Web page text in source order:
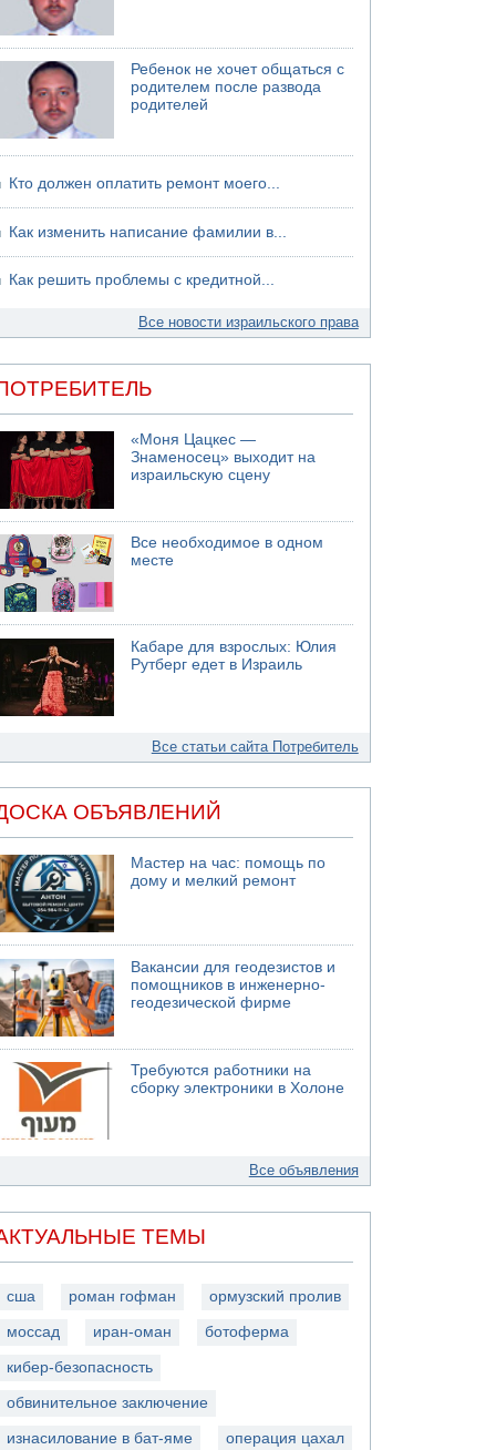
06.08.2026 13:07
06.08.2026 12:06
США не будут давить на Израиль в вопросе
Ливана
06.08.2026 11:41
подростков ограбили сексшоп в Холоне
Ребенок не хочет общаться с
родителем после развода
родителей
Кто должен оплатить ремонт моего...
Как изменить написание фамилии в...
Как решить проблемы с кредитной...
Все новости израильского права
«Моня Цацкес —
Знаменосец» выходит на
израильскую сцену
Все необходимое в одном
месте
Кабаре для взрослых: Юлия
Рутберг едет в Израиль
Все статьи сайта Потребитель
ОБЪЯВЛЕНИЙ
Мастер на час: помощь по
дому и мелкий ремонт
Вакансии для геодезистов и
помощников в инженерно-
геодезической фирме
Требуются работники на
сборку электроники в Холоне
Все объявления
ТЕМЫ
сша роман гофман ормузский пролив
моссад иран-оман ботоферма
кибер-безопасность
обвинительное заключение
изнасилование в бат-яме операция цахал